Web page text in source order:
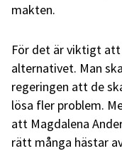
makten.
För det är viktigt
alternativet. Man
regeringen att de
lösa fler problem.
att Magdalena
rätt många hästar